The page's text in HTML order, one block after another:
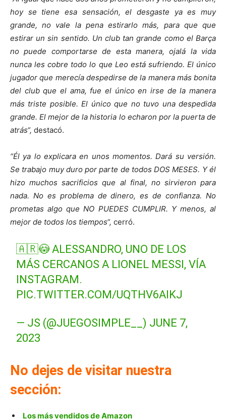
hoy se tiene esa sensación, el desgaste ya es muy
grande, no vale la pena estirarlo más, para que que
estirar un sin sentido. Un club tan grande como el Barça
no puede comportarse de esta manera, ojalá la vida
nunca les cobre todo lo que Leo está sufriendo. El único
jugador que merecía despedirse de la manera más bonita
del club que el ama, fue el único en irse de la manera
más triste posible. El único que no tuvo una despedida
grande. El mejor de la historia lo echaron por la puerta de
atrás“, destacó.
“Él ya lo explicara en unos momentos. Dará su versión.
Se trabajo muy duro por parte de todos DOS MESES. Y él
hizo muchos sacrificios que al final, no sirvieron para
nada. No es problema de dinero, es de confianza. No
prometas algo que NO PUEDES CUMPLIR. Y menos, al
mejor de todos los tiempos“, cerró.
🇦🇷😳 ALESSANDRO, UNO DE LOS
MÁS CERCANOS A LIONEL MESSI, VÍA
INSTAGRAM.
PIC.TWITTER.COM/UQTHV6AIKJ
— JS (@JUEGOSIMPLE__) JUNE 7,
2023
No dejes de visitar nuestra
sección:
Los más vendidos de Amazon